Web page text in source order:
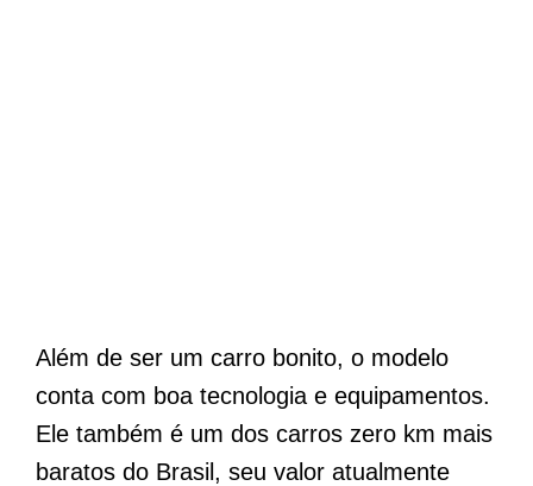
Além de ser um carro bonito, o modelo
conta com boa tecnologia e equipamentos.
Ele também é um dos carros zero km mais
baratos do Brasil, seu valor atualmente